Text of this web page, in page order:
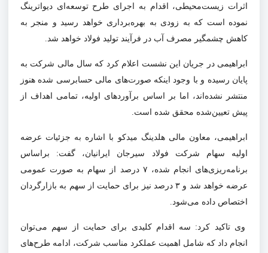
اثرات زیست‌محیطی، اقدام به اجرای طرح توسعه‌ای دیواترینگ
نموده است که به زودی به بهره‌برداری خواهد رسید و منجر به
کاهش چشمگیر مصرف آب در فرآیند تولید فولاد خواهد شد.
ابراهیمی در جریان این نشست اعلام کرد که سال مالی شرکت به
پایان رسیده و با وجود اینکه صورت‌های مالی حسابرسی شده هنوز
منتشر نشده‌اند، اما بر اساس برآوردهای اولیه، تمامی اهداف از
پیش تعیین‌شده محقق شده است.
ابراهیمی، معاون مالی هلدینگ میدکو با اشاره به جزئیات عرضه
اولیه سهام شرکت فولاد سیرجان ایرانیان، گفت: براساس
برنامه‌ریزی‌های انجام شده، ۷ درصد از سهام به صورت عمومی
عرضه خواهد شد و ۳ درصد نیز برای حمایت از سهم به بازارگردان
اختصاص داده می‌شود.
وی تاکید کرد: سه اقدام کلیدی برای حمایت از سهم می‌توان
انجام داد که شامل اهمیت عملکرد مناسب شرکت، ادامه طرح‌های